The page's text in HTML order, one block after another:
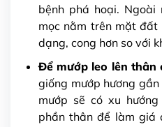
bệnh phá hoại. Ngoài
mọc nằm trên mặt đất
dạng, cong hơn so với
Để mướp leo lên thân
giống mướp hương
mướp sẽ có xu
phần thân để làm giá